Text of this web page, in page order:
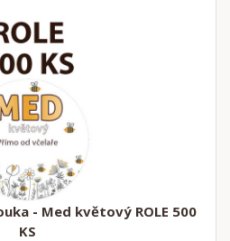
- Med květový ROLE 500
KS